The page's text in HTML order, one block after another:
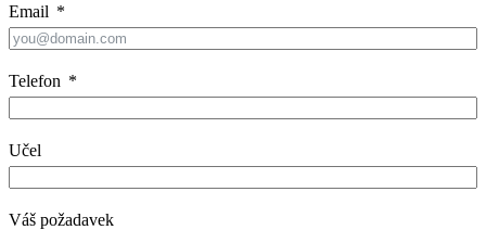
Email
Telefon
Učel
Váš požadavek